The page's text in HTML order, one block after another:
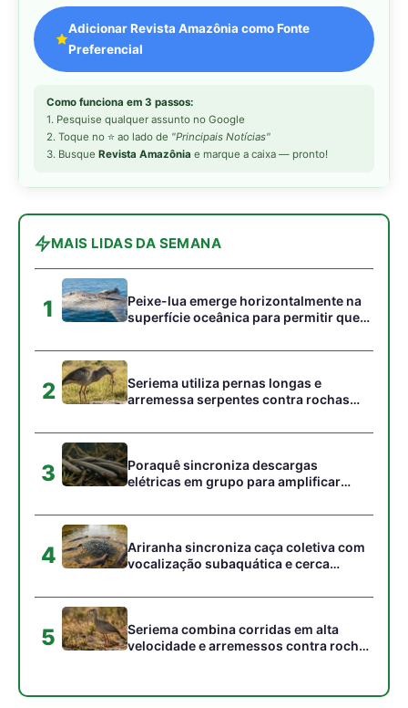
Adicionar Revista Amazônia como Fonte
Preferencial
Como funciona em 3 passos:
1. Pesquise qualquer assunto no Google
2. Toque no ⭐ ao lado de "Principais Notícias"
3. Busque Revista Amazônia e marque a caixa — pronto!
MAIS LIDAS DA SEMANA
1
Peixe-lua emerge horizontalmente na
superfície oceânica para permitir que
acumulados em sua pele
2
Seriema utiliza pernas longas e
arremessa serpentes contra rochas
campos
3
Poraquê sincroniza descargas
elétricas em grupo para amplificar
peixes maiores na Amazônia
4
Ariranha sincroniza caça coletiva com
vocalização subaquática e cerca
5
Seriema combina corridas em alta
velocidade e arremessos contra rochas